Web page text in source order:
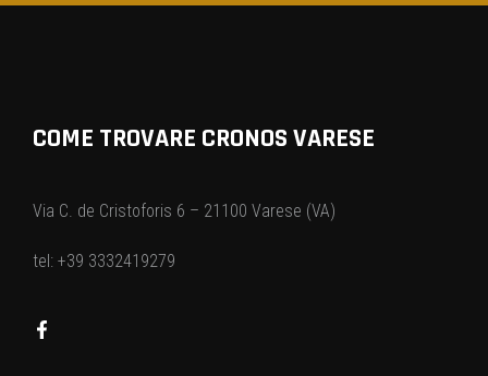
COME TROVARE CRONOS VARESE
Via C. de Cristoforis 6 – 21100 Varese (VA)
tel: +39 3332419279